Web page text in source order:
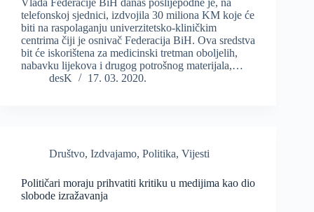
Vlada Federacije BiH danas poslijepodne je, na
telefonskoj sjednici, izdvojila 30 miliona KM koje će
biti na raspolaganju univerzitetsko-kliničkim
centrima čiji je osnivač Federacija BiH. Ova sredstva
bit će iskorištena za medicinski tretman oboljelih,
nabavku lijekova i drugog potrošnog materijala,…
desK
17. 03. 2020.
Društvo, Izdvajamo, Politika, Vijesti
Političari moraju prihvatiti kritiku u medijima kao dio
slobode izražavanja